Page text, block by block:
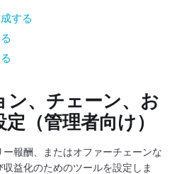
する
ン、チェーン、お
（管理者向け）
報酬、またはオファーチェーンな
益化のためのツールを設定しま